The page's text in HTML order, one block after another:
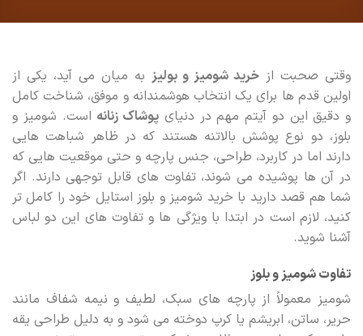
وقتی صحبت از خرید شومیز و بولیزبه میان می آید، یکی از
اولین قدم ها برای یک انتخاب هوشمندانه و موفق، شناخت کامل
و دقیق این دو آیتم مهم در دنیای پوشاک زنانهاست. شومیز و
بلوز، دو نوع پوشش بالاتنه هستند که در ظاهر شباهت هایی
دارند اما در کاربرد، طراحی، جنس پارچه و حتی موقعیت هایی که
در آن ها پوشیده می شوند، تفاوت های قابل توجهی دارند. اگر
شما هم قصد دارید با خرید شومیز و بلوز استایل خود را کامل تر
کنید، لازم است در ابتدا با ویژگی ها و تفاوت های این دو لباس
آشنا شوید.
تفاوت شومیز و بلوز
شومیز معمولاً از پارچه های سبک، لطیف و نیمه شفاف مانند
حریر، ساتن، ابریشم یا کرپ دوخته می شود و به دلیل طراحی یقه